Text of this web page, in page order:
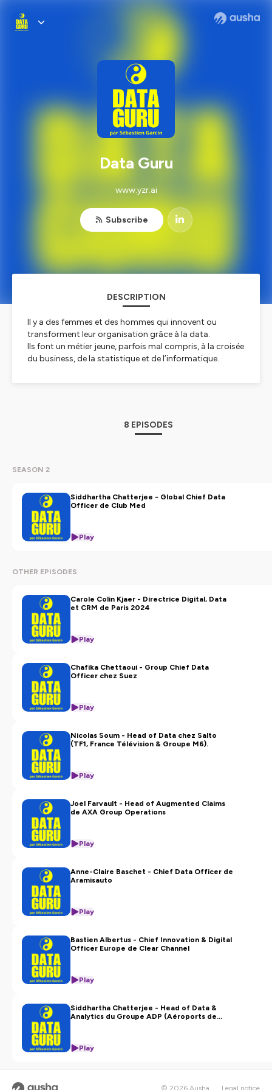
Data Guru
www.yzr.ai
Subscribe
DESCRIPTION
Il y a des femmes et des hommes qui innovent ou
transforment leur organisation grâce à la data.
Ils font un métier jeune, parfois mal compris, à la croisée
du business, de la statistique et de l’informatique.
ausha.co/politique-de-
8 EPISODES
SEASON 2
Siddhartha Chatterjee - Global Chief Data
Officer de Club Med
Play
OTHER EPISODES
Carole Colin Kjaer - Directrice Digital, Data
et CRM de Paris 2024
Play
Chafika Chettaoui - Group Chief Data
Officer chez Suez
Play
Nicolas Soum - Head of Data chez Salto
(TF1, France Télévision & Groupe M6).
Play
Joel Farvault - Head of Augmented Claims
de AXA Group Operations
Play
Anne-Claire Baschet - Chief Data Officer de
Aramisauto
Play
Bastien Albertus - Chief Innovation & Digital
Officer Europe de Clear Channel
Play
Siddhartha Chatterjee - Head of Data &
Analytics du Groupe ADP (Aéroports de
Play
© 2026 Ausha Legal notice